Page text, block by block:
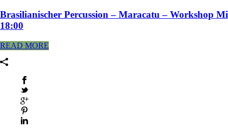
Brasilianischer Percussion – Maracatu – Workshop Mi
18:00
READ MORE